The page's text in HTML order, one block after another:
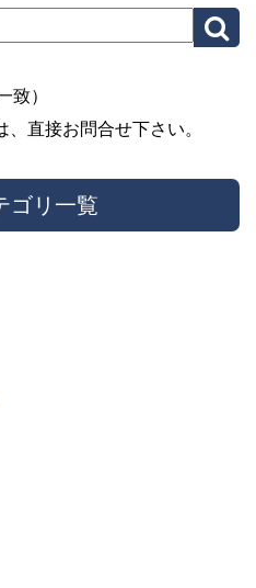
致）
直接お問合せ下さい。
ゴリ一覧